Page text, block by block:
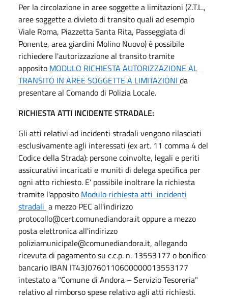
Per la circolazione in aree soggette a limitazioni (Z.T.L.,
aree soggette a divieto di transito quali ad esempio
Viale Roma, Piazzetta Santa Rita, Passeggiata di
Ponente, area giardini Molino Nuovo) è possibile
richiedere l'autorizzazione al transito tramite
apposito MODULO RICHIESTA AUTORIZZAZIONE AL
TRANSITO IN AREE SOGGETTE A LIMITAZIONI da
presentare al Comando di Polizia Locale.
RICHIESTA ATTI INCIDENTE STRADALE:
Gli atti relativi ad incidenti stradali vengono rilasciati
esclusivamente agli interessati (ex art. 11 comma 4 del
Codice della Strada): persone coinvolte, legali e periti
assicurativi incaricati e muniti di delega specifica per
ogni atto richiesto. E' possibile inoltrare la richiesta
tramite l'apposito Modulo richiesta atti incidenti
stradali a mezzo PEC all'indirizzo
protocollo@cert.comunediandora.it oppure a mezzo
posta elettronica all'indirizzo
poliziamunicipale@comunediandora.it, allegando
ricevuta di pagamento su c.c.p. n. 13553177 o bonifico
bancario IBAN IT43J0760110600000013553177
intestato a "Comune di Andora – Servizio Tesoreria"
relativo al rimborso spese relativo agli atti richiesti.